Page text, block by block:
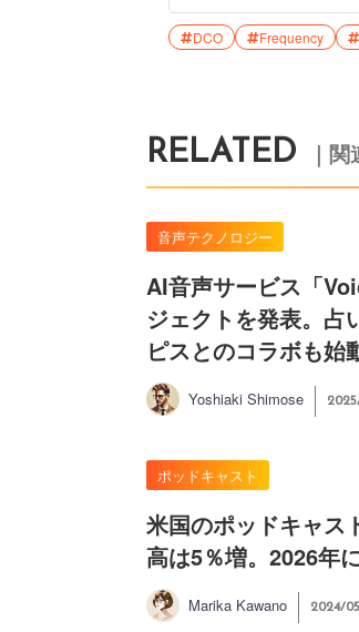
DCO Frequency
RELATED ｜
音声テクノロジー
AI音声サービス「
ジェクトを発表。占
ピスとのコラボも始
Yoshiaki Shimose
ポッドキャスト
米国のポッドキャス
高は5％増。2026年
Marika Kawano 2024/